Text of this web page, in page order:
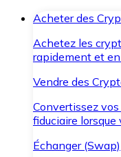
Acheter des
Achetez les
rapidement et
Vendre des
Convertissez
fiduciaire lorsque
Échanger (Swap)